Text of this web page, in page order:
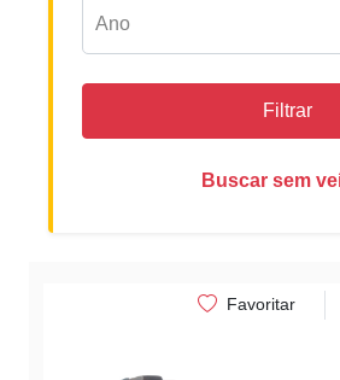
Filtrar
Buscar sem
Favoritar